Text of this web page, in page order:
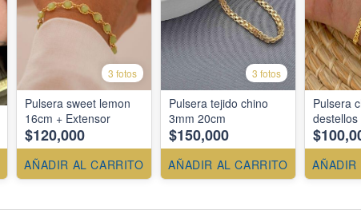
3 fotos
Pulsera sweet lemon
16cm + Extensor
$120,000
AÑADIR AL CARRITO
3 fotos
Pulsera tejido chino
3mm 20cm
$150,000
AÑADIR AL CARRITO
Pulsera
AÑADIR